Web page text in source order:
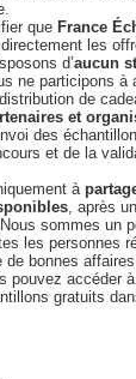
que France
les
d’aucun
ne participons à
de
et
des
et de la
à
, après
sommes un
les personnes
de bonnes
pouvez accéder
gratuits